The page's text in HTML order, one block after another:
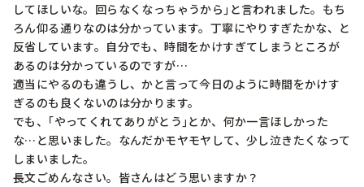
してほしいな。回らなくなっちゃうから｣と言われました。もち
ろん仰る通りなのは分かっています。丁寧にやりすぎたかな、と
反省しています。自分でも、時間をかけすぎてしまうところが
あるのは分かっているのですが…
適当にやるのも違うし、かと言って今日のように時間をかけす
ぎるのも良くないのは分かります。
でも、｢やってくれてありがとう｣とか、何か一言ほしかった
な…と思いました。なんだかモヤモヤして、少し泣きたくなって
しまいました。
長文ごめんなさい。皆さんはどう思いますか？